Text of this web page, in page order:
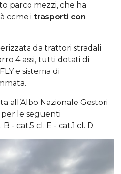
parco mezzi, che ha
come i trasporti con
da trattori stradali
4 assi, tutti dotati di
e sistema di
all’Albo Nazionale Gestori
per le seguenti
- cat.5 cl. E - cat.1 cl. D